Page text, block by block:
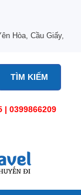
Hòa, Cầu Giấy,
| 0399866209